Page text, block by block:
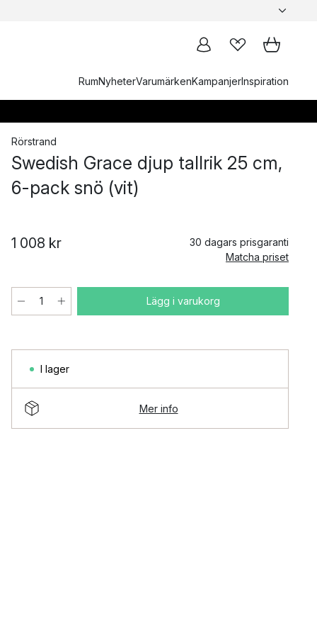
RumNyheterVarumärkenKampanjerInspiration
Rörstrand
Swedish Grace djup tallrik 25 cm,
6-pack snö (vit)
1 008 kr
30 dagars prisgaranti
Matcha priset
Lägg i varukorg
I lager
Mer info